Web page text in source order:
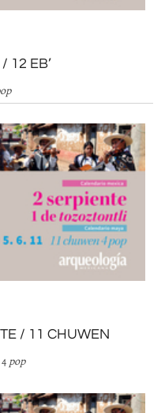
12 EB’
/ 11 CHUWEN
4 pop